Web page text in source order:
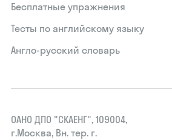
Бесплатные упражнения
Тесты по английскому языку
Англо-русский словарь
ОАНО ДПО "СКАЕНГ", 109004,
г.Москва, Вн. тер. г.